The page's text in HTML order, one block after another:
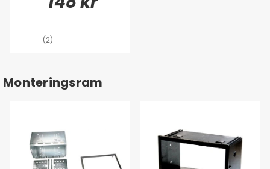
(2)
Monteringsram